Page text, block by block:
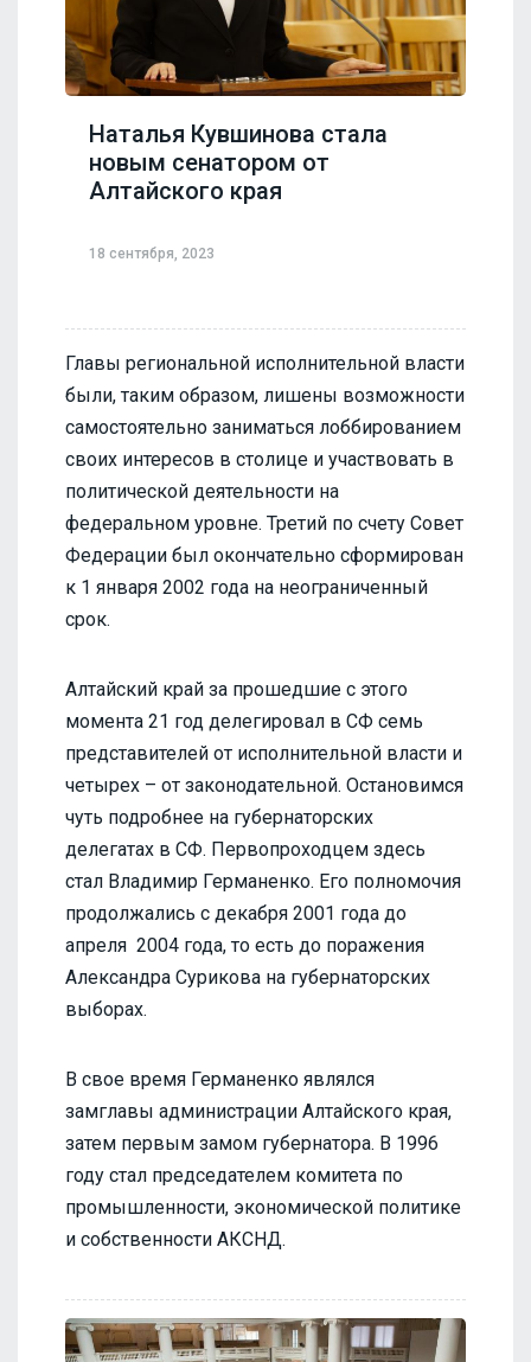
Наталья Кувшинова стала
новым сенатором от
Алтайского края
18 сентября, 2023
Главы региональной исполнительной власти
были, таким образом, лишены возможности
самостоятельно заниматься лоббированием
своих интересов в столице и участвовать в
политической деятельности на
федеральном уровне. Третий по счету Совет
Федерации был окончательно сформирован
к 1 января 2002 года на неограниченный
срок.
Алтайский край за прошедшие с этого
момента 21 год делегировал в СФ семь
представителей от исполнительной власти и
четырех – от законодательной. Остановимся
чуть подробнее на губернаторских
делегатах в СФ. Первопроходцем здесь
стал Владимир Германенко. Его полномочия
продолжались с декабря 2001 года до
апреля 2004 года, то есть до поражения
Александра Сурикова на губернаторских
выборах.
В свое время Германенко являлся
замглавы администрации Алтайского края,
затем первым замом губернатора. В 1996
году стал председателем комитета по
промышленности, экономической политике
и собственности АКСНД.